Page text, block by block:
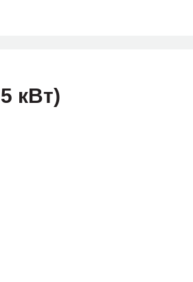
кВт)